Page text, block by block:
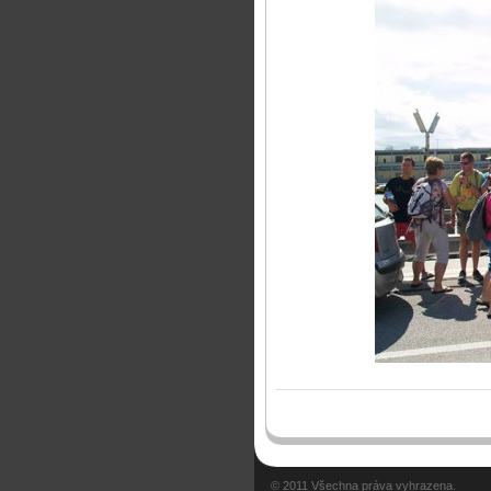
© 2011 Všechna práva vyhrazena.